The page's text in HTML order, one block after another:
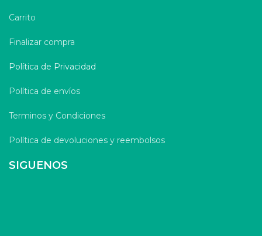
Carrito
Finalizar compra
Política de Privacidad
Política de envíos
Terminos y Condiciones
Política de devoluciones y reembolsos
SIGUENOS